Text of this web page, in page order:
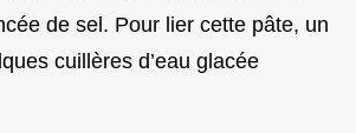
de sel. Pour lier cette pâte, un
cuillères d’eau glacée